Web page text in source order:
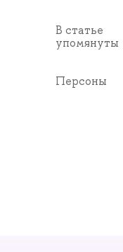
В статье
упомянуты
Персоны